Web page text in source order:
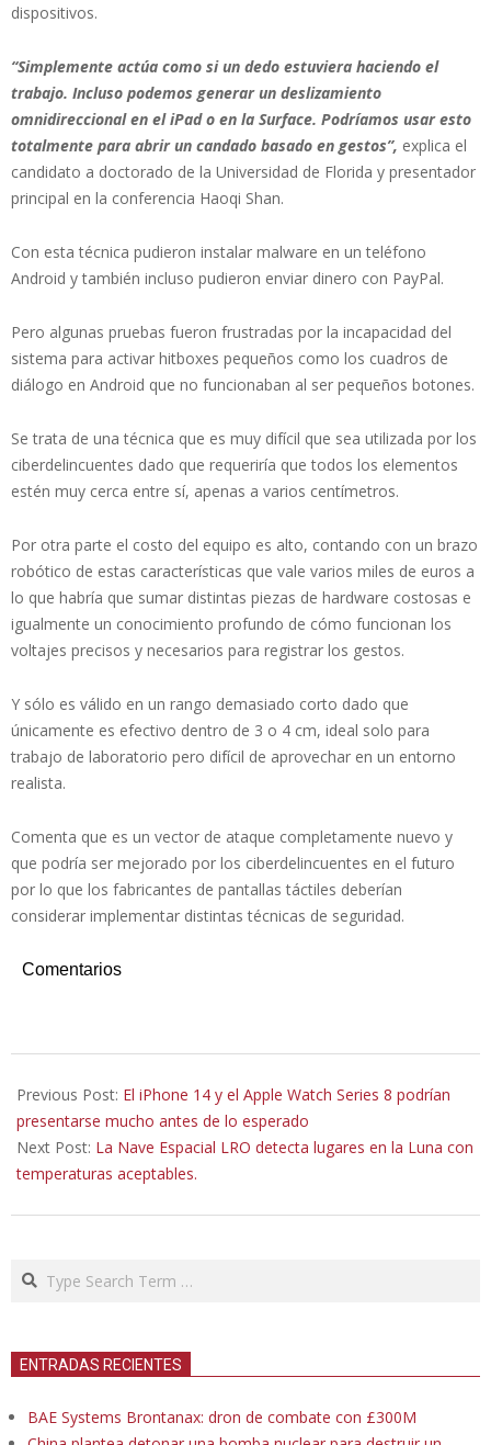
dispositivos.
“Simplemente actúa como si un dedo estuviera haciendo el
trabajo. Incluso podemos generar un deslizamiento
omnidireccional en el iPad o en la Surface. Podríamos usar esto
totalmente para abrir un candado basado en gestos”, explica el
candidato a doctorado de la Universidad de Florida y presentador
principal en la conferencia Haoqi Shan.
Con esta técnica pudieron instalar malware en un teléfono
Android y también incluso pudieron enviar dinero con PayPal.
Pero algunas pruebas fueron frustradas por la incapacidad del
sistema para activar hitboxes pequeños como los cuadros de
diálogo en Android que no funcionaban al ser pequeños botones.
Se trata de una técnica que es muy difícil que sea utilizada por los
ciberdelincuentes dado que requeriría que todos los elementos
estén muy cerca entre sí, apenas a varios centímetros.
Por otra parte el costo del equipo es alto, contando con un brazo
robótico de estas características que vale varios miles de euros a
lo que habría que sumar distintas piezas de hardware costosas e
igualmente un conocimiento profundo de cómo funcionan los
voltajes precisos y necesarios para registrar los gestos.
Y sólo es válido en un rango demasiado corto dado que
únicamente es efectivo dentro de 3 o 4 cm, ideal solo para
trabajo de laboratorio pero difícil de aprovechar en un entorno
realista.
Comenta que es un vector de ataque completamente nuevo y
que podría ser mejorado por los ciberdelincuentes en el futuro
por lo que los fabricantes de pantallas táctiles deberían
considerar implementar distintas técnicas de seguridad.
Comentarios
08-
17
Previous Post: El iPhone 14 y el Apple Watch Series 8 podrían
presentarse mucho antes de lo esperado
Next Post: La Nave Espacial LRO detecta lugares en la Luna con
temperaturas aceptables.
Search
ENTRADAS RECIENTES
BAE Systems Brontanax: dron de combate con £300M